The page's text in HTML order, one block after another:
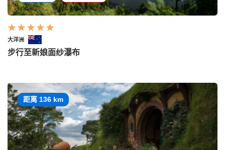
大洋洲
步行至新娘面纱瀑布
距离 136 km